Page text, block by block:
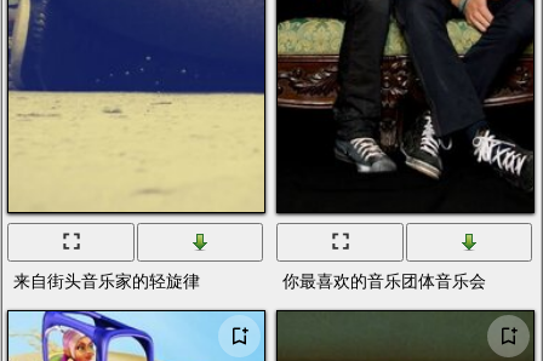
来自街头音乐家的轻旋律 你最喜欢的音乐团体音乐会